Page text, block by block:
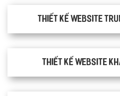
Thiết kế website
Thiết kế website